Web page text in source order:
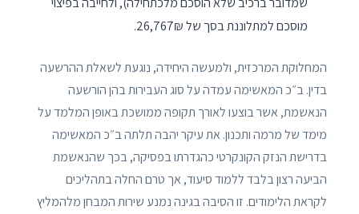
מוסכם למתלוננת בסך של 26,767₪.
המחלוקת המרכזית, ולמעשה היחידה, נוגעת לשאלת ההרשעה
בדין. ב״כ המאשימה עמדה על סוג העבירות בהן הורשעה
הנאשמת, אשר בוצעו לאורך תקופה ממושכת באופן המלמד על
מימד של מרמה ותכנון. את עיקר יהבה תלתה ב״כ המאשימה
בדרישת הנזק הקונקרטי כהגדרתו בפסיקה, בכך שהנאשמת
הביעה רצון בלבד ללמוד סיעוד, אך טרם החלה בתהליכים
לקראת הלימודים. זו הסיבה בגינה נמנע שירות המבחן מלהמליץ